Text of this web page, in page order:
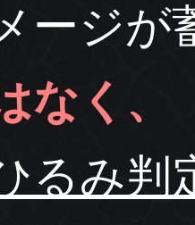
ージが
なく、
るみ判